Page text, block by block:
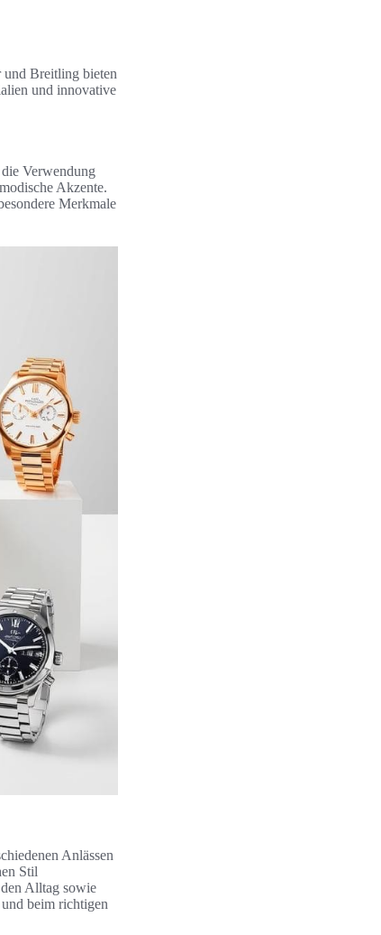
Breitling bieten
und innovative
Verwendung
Akzente.
Merkmale
Anlässen
Stil
Alltag sowie
beim richtigen